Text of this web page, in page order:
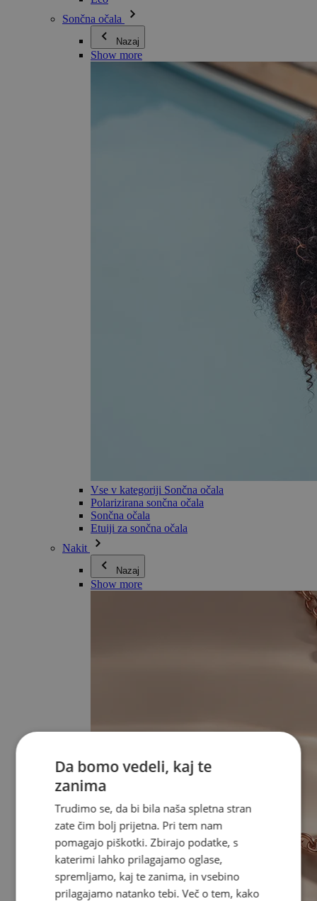
Sončna očala
Nazaj
Show more
Vse v kategoriji Sončna očala
Polarizirana sončna očala
Sončna očala
Etuiji za sončna očala
Nakit
Nazaj
Show more
Da bomo vedeli, kaj te
zanima
Trudimo se, da bi bila naša spletna stran
zate čim bolj prijetna. Pri tem nam
pomagajo piškotki. Zbirajo podatke, s
katerimi lahko prilagajamo oglase,
spremljamo, kaj te zanima, in vsebino
prilagajamo natanko tebi. Več o tem, kako